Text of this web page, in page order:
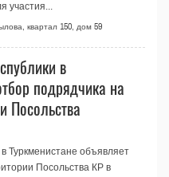
участия...
квартал 150, дом 59
в
подрядчика на
Посольства
Туркменистане объявляет
Посольства КР в